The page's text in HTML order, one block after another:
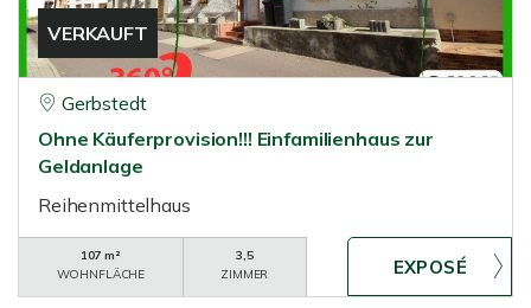
VERKAUFT
Gerbstedt
Ohne Käuferprovision!!! Einfamilienhaus zur
Geldanlage
Reihenmittelhaus
107 m²
WOHNFLÄCHE
3,5
ZIMMER